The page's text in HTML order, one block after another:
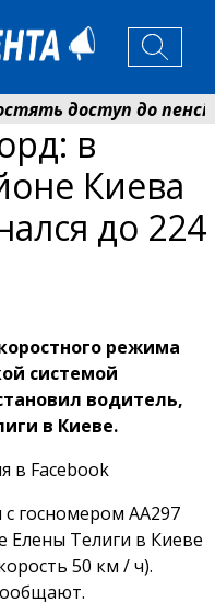
доступ до пенсій
дітей із
в
Киева
до 224
режима
системой
водитель,
в Киеве.
в Facebook
госномером AA297
Елены Телиги в Киеве
50 км / ч).